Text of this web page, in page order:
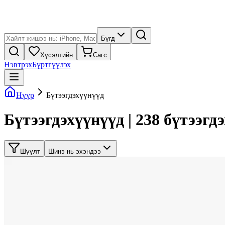
Бүгд
Хүсэлтийн Сагс
НэвтрэхБүртгүүлэх
Нүүр Бүтээгдэхүүнүүд
Бүтээгдэхүүнүүд | 238
Шүүлт Шинэ нь эхэндээ